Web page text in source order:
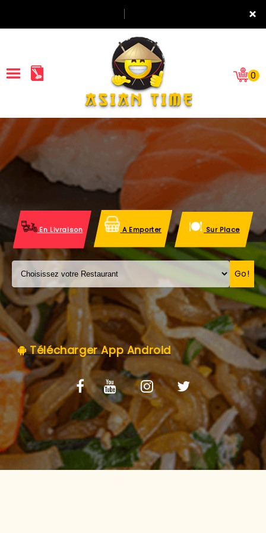
×
ACCUEIL
LA CARTE
VOS AVIS
MENTIONS LÉGALES
C.G.V
0
En Livraison A Emporter Sur Place
Go!
Télécharger App Android